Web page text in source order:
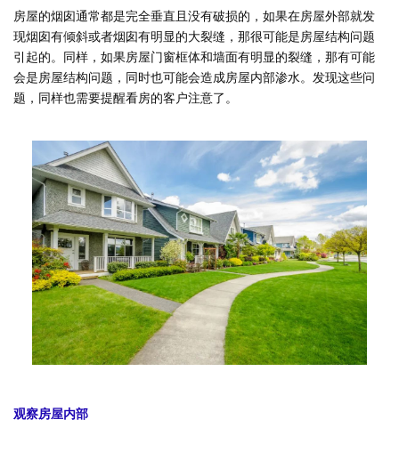
房屋的烟囱通常都是完全垂直且没有破损的，如果在房屋外部就发
现烟囱有倾斜或者烟囱有明显的大裂缝，那很可能是房屋结构问题
引起的。同样，如果房屋门窗框体和墙面有明显的裂缝，那有可能
会是房屋结构问题，同时也可能会造成房屋内部渗水。发现这些问
题，同样也需要提醒看房的客户注意了。
观察房屋内部